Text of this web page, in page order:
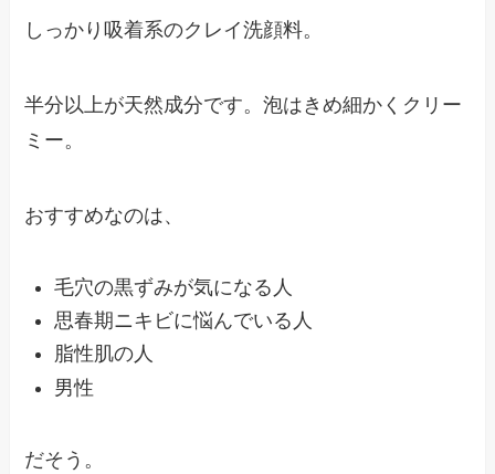
しっかり吸着系のクレイ洗顔料。
半分以上が天然成分です。泡はきめ細かくクリー
ミー。
おすすめなのは、
毛穴の黒ずみが気になる人
思春期ニキビに悩んでいる人
脂性肌の人
男性
だそう。